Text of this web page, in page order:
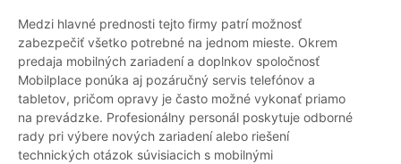
Medzi hlavné prednosti tejto firmy patrí možnosť
zabezpečiť všetko potrebné na jednom mieste. Okrem
predaja mobilných zariadení a doplnkov spoločnosť
Mobilplace ponúka aj pozáručný servis telefónov a
tabletov, pričom opravy je často možné vykonať priamo
na prevádzke. Profesionálny personál poskytuje odborné
rady pri výbere nových zariadení alebo riešení
technických otázok súvisiacich s mobilnými